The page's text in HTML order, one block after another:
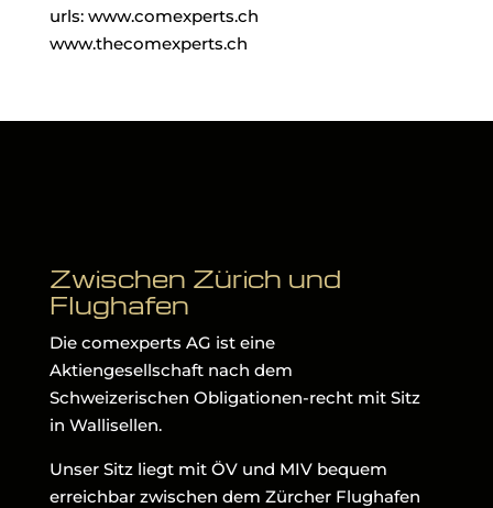
urls: www.comexperts.ch
www.thecomexperts.ch
Zwischen Zürich und
Flughafen
Die comexperts AG ist eine
Aktiengesellschaft nach dem
Schweizerischen Obligationen-recht mit Sitz
in Wallisellen.
Unser Sitz liegt mit ÖV und MIV bequem
erreichbar zwischen dem Zürcher Flughafen